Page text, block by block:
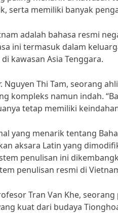
serta memiliki banyak
adalah bahasa resmi
ini termasuk dalam
kawasan Asia Tenggara.
Nguyen Thi Tam, seorang
kompleks namun indah.
tetap memiliki
yang menarik tentang
aksara Latin yang
penulisan ini
penulisan resmi di
Tran Van Khe,
kuat dari budaya